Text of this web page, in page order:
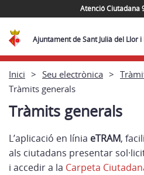
Atenció Ciutadana
Ajuntament de Sant Julià del Llor
Inici Seu electrònica
Tràmits generals
Tràmits generals
L’aplicació en línia eTRAM,
als ciutadans presentar
i accedir a la Carpeta